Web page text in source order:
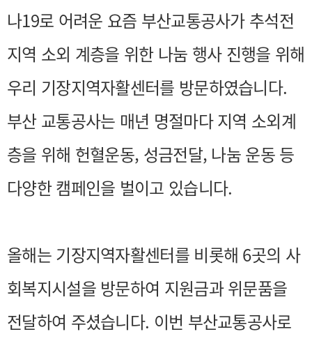
나19로 어려운 요즘 부산교통공사가 추석전
지역 소외 계층을 위한 나눔 행사 진행을 위해
우리 기장지역자활센터를 방문하였습니다.
부산 교통공사는 매년 명절마다 지역 소외계
층을 위해 헌혈운동, 성금전달, 나눔 운동 등
다양한 캠페인을 벌이고 있습니다.
올해는 기장지역자활센터를 비롯해 6곳의 사
회복지시설을 방문하여 지원금과 위문품을
전달하여 주셨습니다. 이번 부산교통공사로